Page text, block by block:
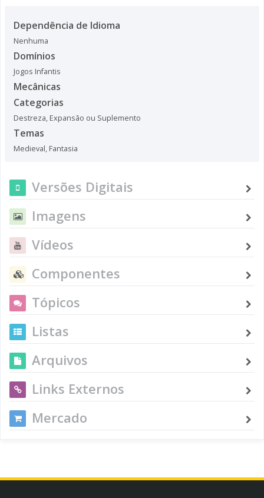
Dependência de Idioma
Nenhuma
Domínios
Jogos Infantis
Mecânicas
Categorias
Destreza, Expansão ou Suplemento
Temas
Medieval, Fantasia
Versões Digitais
Imagens
Vídeos
Componentes
Tópicos
Listas
Arquivos
Links Externos
Mercado